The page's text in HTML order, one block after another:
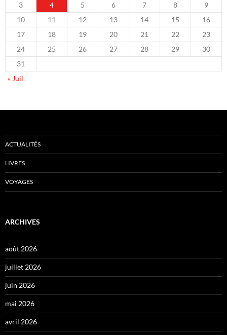
3
4 5 6 7 8
9
10
11 12 13 14 15
16
17
18 19 20 21 22
23
24
25 26 27 28 29
30
31
« Juil
ACTUALITÉS
LIVRES
VOYAGES
ARCHIVES
août 2026
juillet 2026
juin 2026
mai 2026
avril 2026